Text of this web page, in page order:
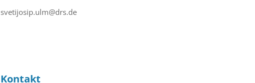
svetijosip.ulm@drs.de
Kontakt